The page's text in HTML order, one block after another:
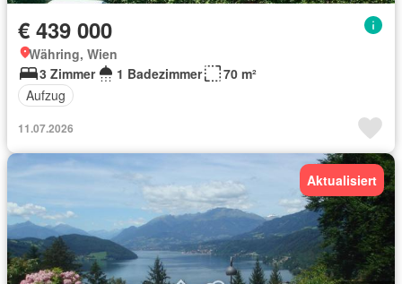
€ 439 000
Währing, Wien
3 Zimmer
1 Badezimmer
70 m²
Aufzug
11.07.2026
Aktualisiert